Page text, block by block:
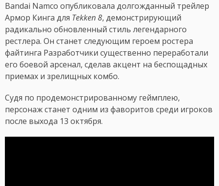
Bandai Namco опубликовала долгожданный трейлер
Армор Кинга для Tekken 8, демонстрирующий
радикально обновленный стиль легендарного
рестлера. Он станет следующим героем ростера
файтинга Разработчики существенно переработали
его боевой арсенал, сделав акцент на беспощадных
приемах и зрелищных комбо.
Судя по продемонстрированному геймплею,
персонаж станет одним из фаворитов среди игроков
после выхода 13 октября.